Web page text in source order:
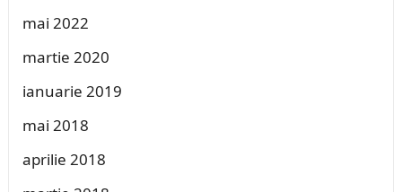
mai 2022
martie 2020
ianuarie 2019
mai 2018
aprilie 2018